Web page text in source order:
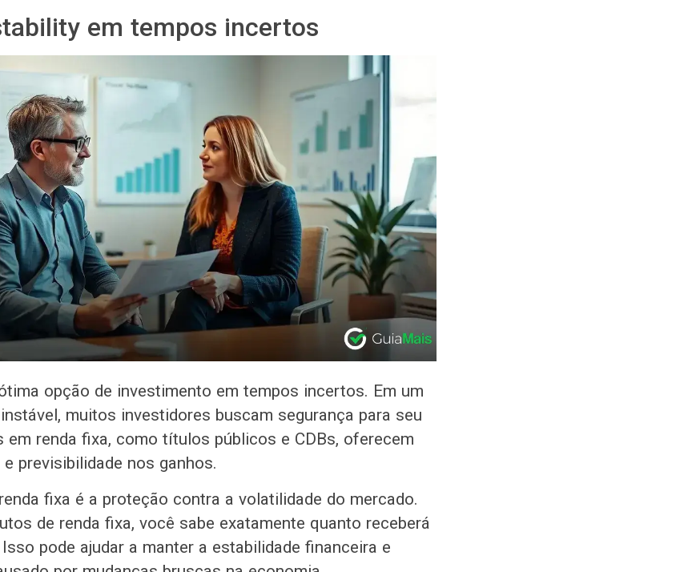
em tempos incertos
opção de investimento em tempos incertos. Em um
muitos investidores buscam segurança para seu
em renda fixa, como títulos públicos e CDBs, oferecem
previsibilidade nos ganhos.
fixa é a proteção contra a volatilidade do mercado.
de renda fixa, você sabe exatamente quanto receberá
pode ajudar a manter a estabilidade financeira e